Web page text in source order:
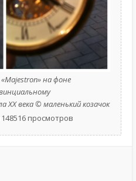
на фоне
века © маленький козачок
148516 просмотров